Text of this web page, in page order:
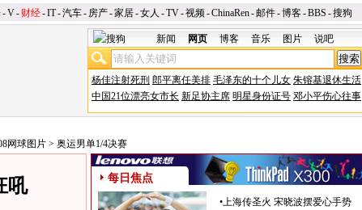
-V- 财经-IT-汽车- 房产-家居-女人 -TV-视频-ChinaRen-邮件-博客-BBS -搜狗
新闻 网页 博客 音乐 图片 说吧
杨佳注射死刑 郎平离任美排 毛泽东的十个儿女 朱镕基退休生活
中国21位漂亮女市长 新足协主席 明星身份证号 邓小平伤心往事
网球图片 > 奥运男单1/4决赛
吼 每日焦点
•上海传圣火 宋晓波摆爱心手势